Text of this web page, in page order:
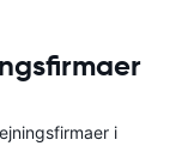
i